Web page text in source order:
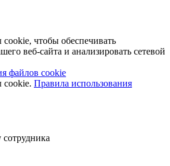
чтобы обеспечивать
веб-сайта и анализировать сетевой
файлов cookie
Правила использования